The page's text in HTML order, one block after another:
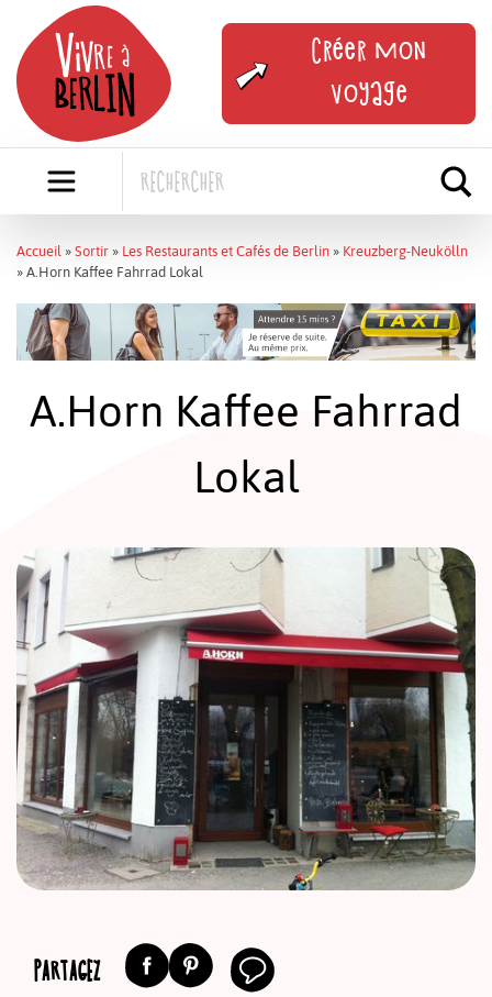
content
Créer mon
voyage
Accueil » Sortir » Les Restaurants et Cafés de Berlin » Kreuzberg-Neukölln
» A.Horn Kaffee Fahrrad Lokal
A.Horn Kaffee Fahrrad
Lokal
PARTAGEZ